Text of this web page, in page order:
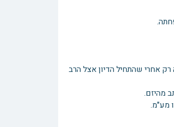
ווטסאפ שמראה שדרישת התשלום בגובה 18,000 ₪ הגיעה רק אחרי שהתחיל הדיון אצל הרב
מע"מ.